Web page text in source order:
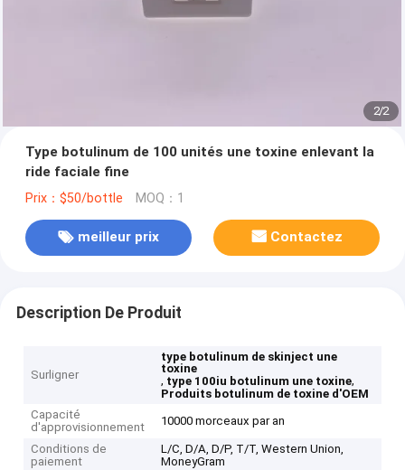
2/2
Type botulinum de 100 unités une toxine enlevant la
ride faciale fine
Prix：$50/bottle MOQ：1
meilleur prix Contactez
Description De Produit
Surligner
type botulinum de skinject une
toxine
, type 100iu botulinum une toxine,
Produits botulinum de toxine d'OEM
Capacité
d'approvisionnement
10000 morceaux par an
Conditions de
paiement
L/C, D/A, D/P, T/T, Western Union,
MoneyGram